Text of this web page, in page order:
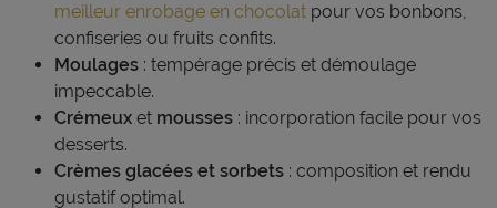
meilleur enrobage en chocolatpour vos bonbons,
confiseries ou fruits confits.
Moulages: tempérage précis et démoulage
impeccable.
Crémeuxet mousses : incorporation facile pour vos
desserts.
Crèmes glacées et sorbets : composition et rendu
gustatif optimal.